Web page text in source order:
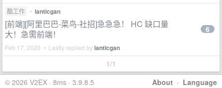
酷工作 • lanticgan
[前端][阿里巴巴-菜鸟-社招]急急急！ HC 缺口量
大！急需前端！
Feb 17, 2020 • Lastly replied bylanticgan
6
1/1
About · Language
© 2026 V2EX · 8ms · 3.9.8.5